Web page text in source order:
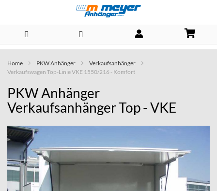
Direkt
zum
Inhalt
Home PKW Anhänger
Verkaufsanhänger
Verkaufswagen Top-Linie VKE 1550/216 - Komfort
PKW Anhänger
Verkaufsanhänger Top - VKE
Skip
to
the
end
of
images